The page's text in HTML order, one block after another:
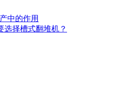
中的作用
选择槽式翻堆机？